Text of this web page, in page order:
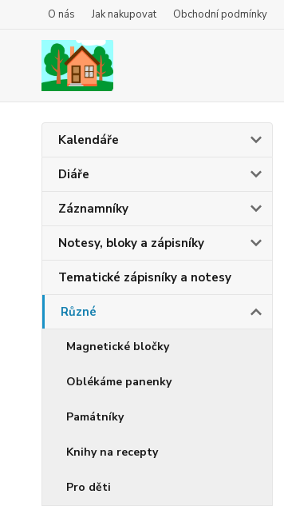
O nás Jak nakupovat Obchodní podmínky
Kalendáře
Diáře
Záznamníky
Notesy, bloky a zápisníky
Tematické zápisníky a notesy
Různé
Magnetické bločky
Oblékáme panenky
Památníky
Knihy na recepty
Pro děti